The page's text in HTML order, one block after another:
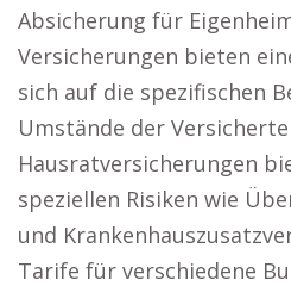
Absicherung für
Versicherungen bieten
sich auf die spezifischen
Umstände der
Hausratversicherungen
speziellen Risiken wie
und
Tarife für verschiedene